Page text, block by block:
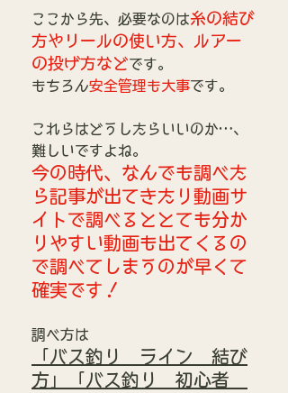
ここから先、必要なのは糸の結び
方やリールの使い方、ルアー
の投げ方などです。
もちろん安全管理も大事です。
これらはどうしたらいいのか…、
難しいですよね。
今の時代、なんでも調べた
ら記事が出てきたり動画サ
イトで調べるととても分か
りやすい動画も出てくるの
で調べてしまうのが早くて
確実です！
調べ方は
「バス釣り　ライン　結び
方」「バス釣り　初心者